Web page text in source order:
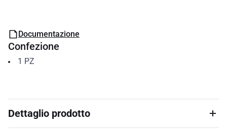
Documentazione
Confezione
1 PZ
Dettaglio prodotto